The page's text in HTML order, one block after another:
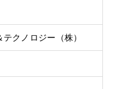
クノロジー（株）